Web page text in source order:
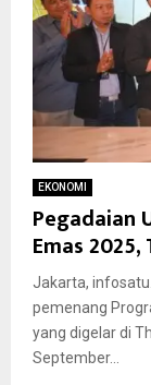
EKONOMI
Pegadaian
Emas
Jakarta,
pemenang
yang digelar di
September...